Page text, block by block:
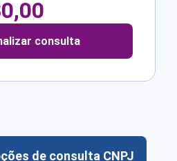
consulta
de consulta CNPJ